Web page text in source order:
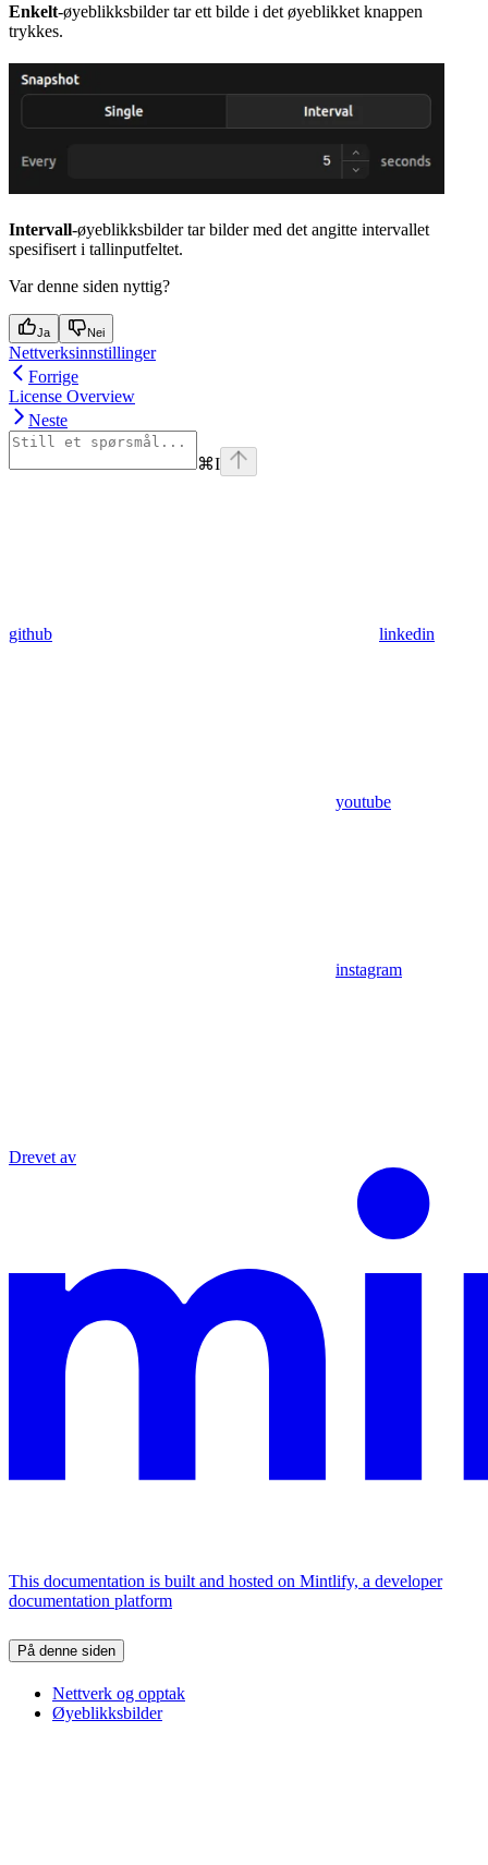
Enkelt-øyeblikksbilder tar ett bilde i det øyeblikket knappen
trykkes.
Intervall-øyeblikksbilder tar bilder med det angitte intervallet
spesifisert i tallinputfeltet.
Var denne siden nyttig?
Ja Nei
Nettverksinnstillinger
Forrige
License Overview
Neste
⌘I
github linkedin
youtube
instagram
Drevet av
This documentation is built and hosted on Mintlify, a developer
documentation platform
På denne siden
Nettverk og opptak
Øyeblikksbilder